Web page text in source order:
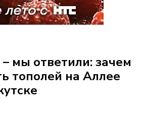
мы ответили: зачем
тополей на Аллее